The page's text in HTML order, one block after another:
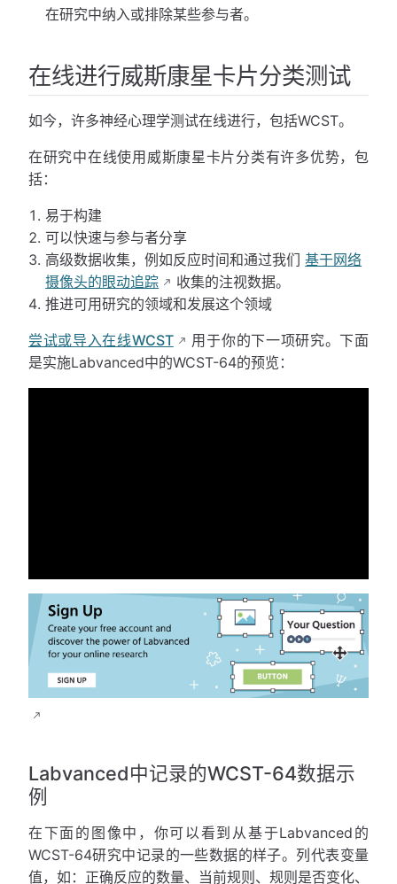
在研究中纳入或排除某些参与者。
在线进行威斯康星卡片分类测试
如今，许多神经心理学测试在线进行，包括WCST。
在研究中在线使用威斯康星卡片分类有许多优势，包
括：
易于构建
可以快速与参与者分享
高级数据收集，例如反应时间和通过我们基于网络
摄像头的眼动追踪
收集的注视数据。
推进可用研究的领域和发展这个领域
尝试或导入在线WCST
用于你的下一项研究。下面
是实施Labvanced中的WCST-64的预览：
Labvanced中记录的WCST-64数据示
例
在下面的图像中，你可以看到从基于Labvanced的
WCST-64研究中记录的一些数据的样子。列代表变量
值，如：正确反应的数量、当前规则、规则是否变化、